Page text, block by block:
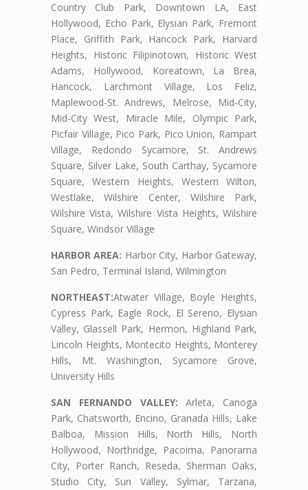
Country Club Park, Downtown LA, East
Hollywood, Echo Park, Elysian Park, Fremont
Place, Griffith Park, Hancock Park, Harvard
Heights, Historic Filipinotown, Historic West
Adams, Hollywood, Koreatown, La Brea,
Hancock, Larchmont Village, Los Feliz,
Maplewood-St. Andrews, Melrose, Mid-City,
Mid-City West, Miracle Mile, Olympic Park,
Picfair Village, Pico Park, Pico Union, Rampart
Village, Redondo Sycamore, St. Andrews
Square, Silver Lake, South Carthay, Sycamore
Square, Western Heights, Western Wilton,
Westlake, Wilshire Center, Wilshire Park,
Wilshire Vista, Wilshire Vista Heights, Wilshire
Square, Windsor Village
HARBOR AREA: Harbor City, Harbor Gateway,
San Pedro, Terminal Island, Wilmington
NORTHEAST:Atwater Village, Boyle Heights,
Cypress Park, Eagle Rock, El Sereno, Elysian
Valley, Glassell Park, Hermon, Highland Park,
Lincoln Heights, Montecito Heights, Monterey
Hills, Mt. Washington, Sycamore Grove,
University Hills
SAN FERNANDO VALLEY: Arleta, Canoga
Park, Chatsworth, Encino, Granada Hills, Lake
Balboa, Mission Hills, North Hills, North
Hollywood, Northridge, Pacoima, Panorama
City, Porter Ranch, Reseda, Sherman Oaks,
Studio City, Sun Valley, Sylmar, Tarzana,